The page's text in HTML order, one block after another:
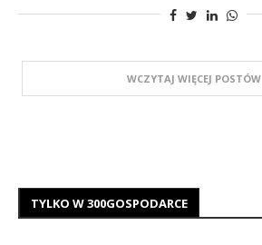
WCZYTAJ WIĘCEJ POSTÓW
TYLKO W 300GOSPODARCE